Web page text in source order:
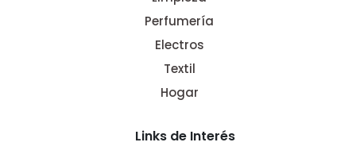
Perfumería
Electros
Textil
Hogar
Links de Interés